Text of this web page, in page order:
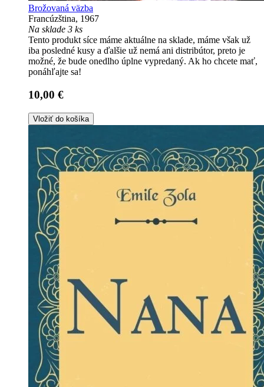
Brožovaná väzba
Francúzština, 1967
Na sklade 3 ks
Tento produkt síce máme aktuálne na sklade, máme však už
iba posledné kusy a ďalšie už nemá ani distribútor, preto je
možné, že bude onedlho úplne vypredaný. Ak ho chcete mať,
ponáhľajte sa!
10,00 €
Vložiť do košíka